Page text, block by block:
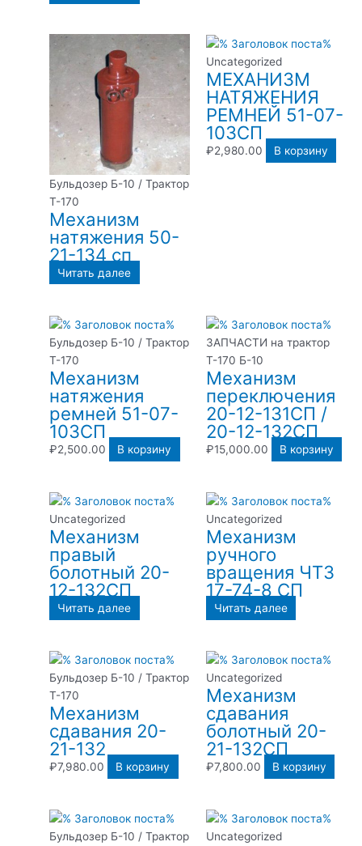
Бульдозер Б-10 / Трактор
Т-170
Механизм
натяжения 50-
21-134 сп
Читать далее
Uncategorized
МЕХАНИЗМ
НАТЯЖЕНИЯ
РЕМНЕЙ 51-07-
103СП
₽2,980.00 В корзину
Бульдозер Б-10 / Трактор
Т-170
Механизм
натяжения
ремней 51-07-
103СП
₽2,500.00 В корзину
ЗАПЧАСТИ на трактор
Т-170 Б-10
Механизм
переключения
20-12-131СП /
20-12-132СП
₽15,000.00 В корзину
Uncategorized
Механизм
правый
болотный 20-
12-132СП
Читать далее
Uncategorized
Механизм
ручного
вращения ЧТЗ
17-74-8 СП
Читать далее
Бульдозер Б-10 / Трактор
Т-170
Механизм
сдавания 20-
21-132
₽7,980.00 В корзину
Uncategorized
Механизм
сдавания
болотный 20-
21-132СП
₽7,800.00 В корзину
Бульдозер Б-10 / Трактор
Uncategorized